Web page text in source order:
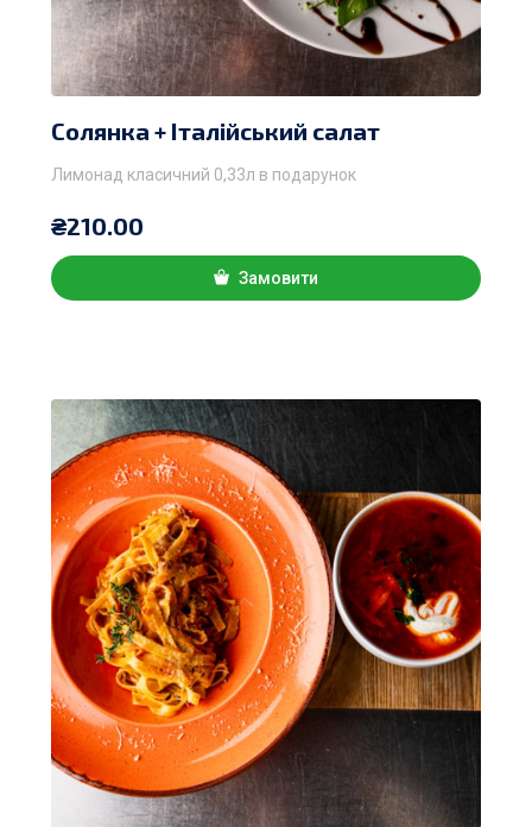
Солянка + Італійський салат
Лимонад класичний 0,33л в подарунок
₴210.00
Замовити